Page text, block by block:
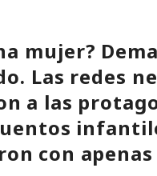
mujer?
Las redes
a las
con apenas